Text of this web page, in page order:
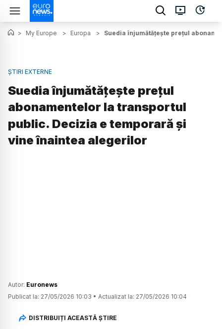
> My Europe > Europa > Suedia înjumătățește prețul
ȘTIRI EXTERNE
Suedia înjumătățește prețul
abonamentelor la transportul
public. Decizia e temporară și
vine înaintea alegerilor
Autor: Euronews
Publicat la: 27/05/2026 10:03 • Actualizat la: 27/05/2026 10:04
DISTRIBUIȚI ACEASTĂ ȘTIRE